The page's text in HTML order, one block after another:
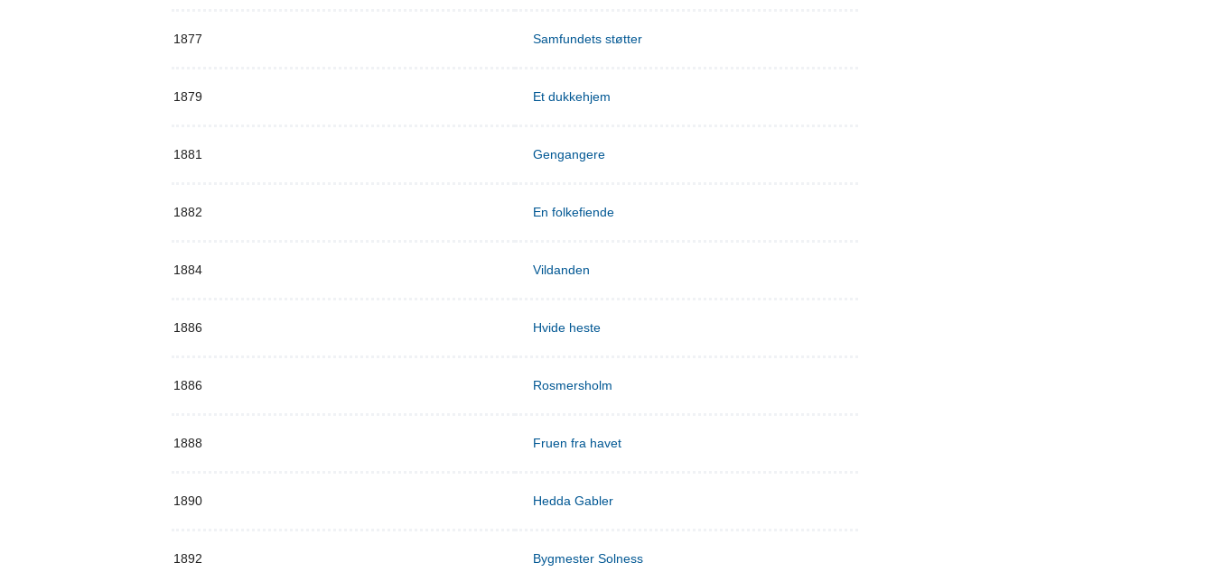
1877 Samfundets støtter
1879 Et dukkehjem
1881 Gengangere
1882 En folkefiende
1884 Vildanden
1886 Hvide heste
1886 Rosmersholm
1888 Fruen fra havet
1890 Hedda Gabler
1892 Bygmester Solness